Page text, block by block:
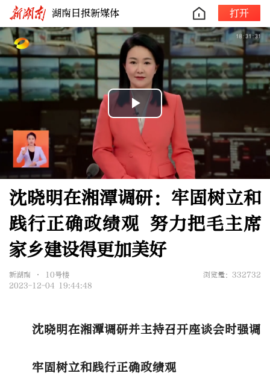
湖南日报新媒体 打开
Play
Video
沈晓明在湘潭调研：牢固树立和
践行正确政绩观 努力把毛主席
家乡建设得更加美好
新湖南 • 10号楼
浏览量：332732
2023-12-04 19:44:48
沈晓明在湘潭调研并主持召开座谈会时强调
牢固树立和践行正确政绩观